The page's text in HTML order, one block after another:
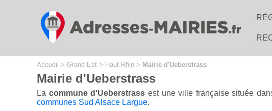
Accueil > Grand Est > Haut-Rhin > Mairie d'Ueberstrass
Mairie d'Ueberstrass
La commune d'Ueberstrass est une ville française située
communes Sud Alsace Largue.